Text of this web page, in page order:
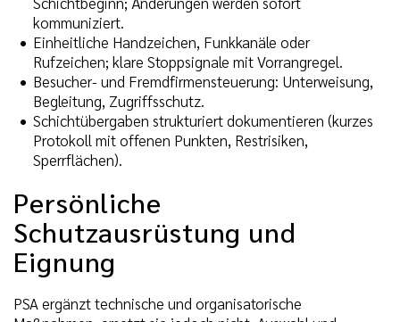
kommuniziert.
Einheitliche Handzeichen, Funkkanäle oder
Rufzeichen; klare Stoppsignale mit Vorrangregel.
Besucher- und Fremdfirmensteuerung: Unterweisung,
Begleitung, Zugriffsschutz.
Schichtübergaben strukturiert dokumentieren (kurzes
Protokoll mit offenen Punkten, Restrisiken,
Sperrflächen).
Persönliche
Schutzausrüstung und
Eignung
PSA ergänzt technische und organisatorische